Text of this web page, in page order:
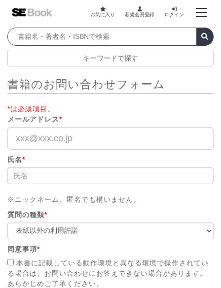
お気に入り 新規会員登録 ログイン
キーワードで探す
書籍のお問い合わせフォーム
*は必須項目。
メールアドレス*
氏名*
※ニックネーム、匿名でも構いません。
質問の種類*
同意事項*
本書に記載している動作環境と異なる環境で操作されてい
る場合は、お問い合わせにお答えできない場合があります。
あらかじめご了承ください。